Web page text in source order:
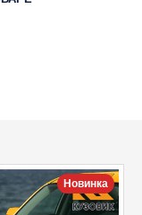
Новинка